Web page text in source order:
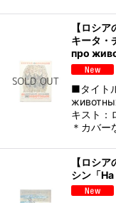
【ロシ
キータ・
про
■タイト
キスト：
＊カバ
【ロシ
シン「